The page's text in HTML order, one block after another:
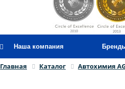
Наша компания
Главная Каталог Автохимия